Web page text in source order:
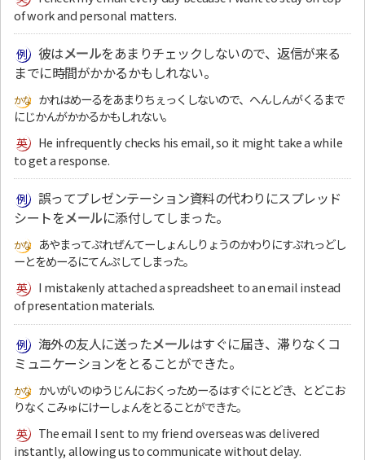
of work and personal matters.
彼はメールをあまりチェックしないので、返信が来る
までに時間がかかるかもしれない。
かれはめーるをあまりちぇっくしないので、へんしんがくるまで
にじかんがかかるかもしれない。
He infrequently checks his email, so it might take a while
to get a response.
誤ってプレゼンテーション資料の代わりにスプレッド
シートをメールに添付してしまった。
あやまってぷれぜんてーしょんしりょうのかわりにすぷれっどし
ーとをめーるにてんぷしてしまった。
I mistakenly attached a spreadsheet to an email instead
of presentation materials.
海外の友人に送ったメールはすぐに届き、滞りなくコ
ミュニケーションをとることができた。
かいがいのゆうじんにおくっためーるはすぐにとどき、とどこお
りなくこみゅにけーしょんをとることができた。
The email I sent to my friend overseas was delivered
instantly, allowing us to communicate without delay.